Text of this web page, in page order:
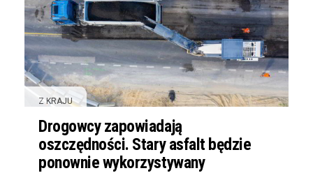
Z KRAJU
Drogowcy zapowiadają
oszczędności. Stary asfalt będzie
ponownie wykorzystywany